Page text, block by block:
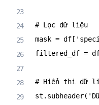
# Lọc dữ liệu
mask = df[
filtered_df =
# Hiển thị dữ
st . subheader(